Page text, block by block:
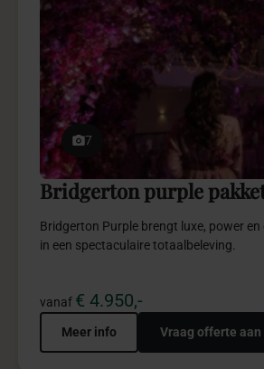
7
Bridgerton purple
Bridgerton Purple brengt luxe, power en
in een spectaculaire totaalbeleving.
vanaf € 4.950,-
Meer info Vraag offerte aan